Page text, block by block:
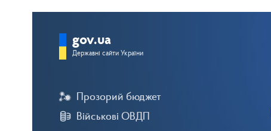
Прозорий бюджет
Військові ОВДП
gov.ua
Державні сайти України